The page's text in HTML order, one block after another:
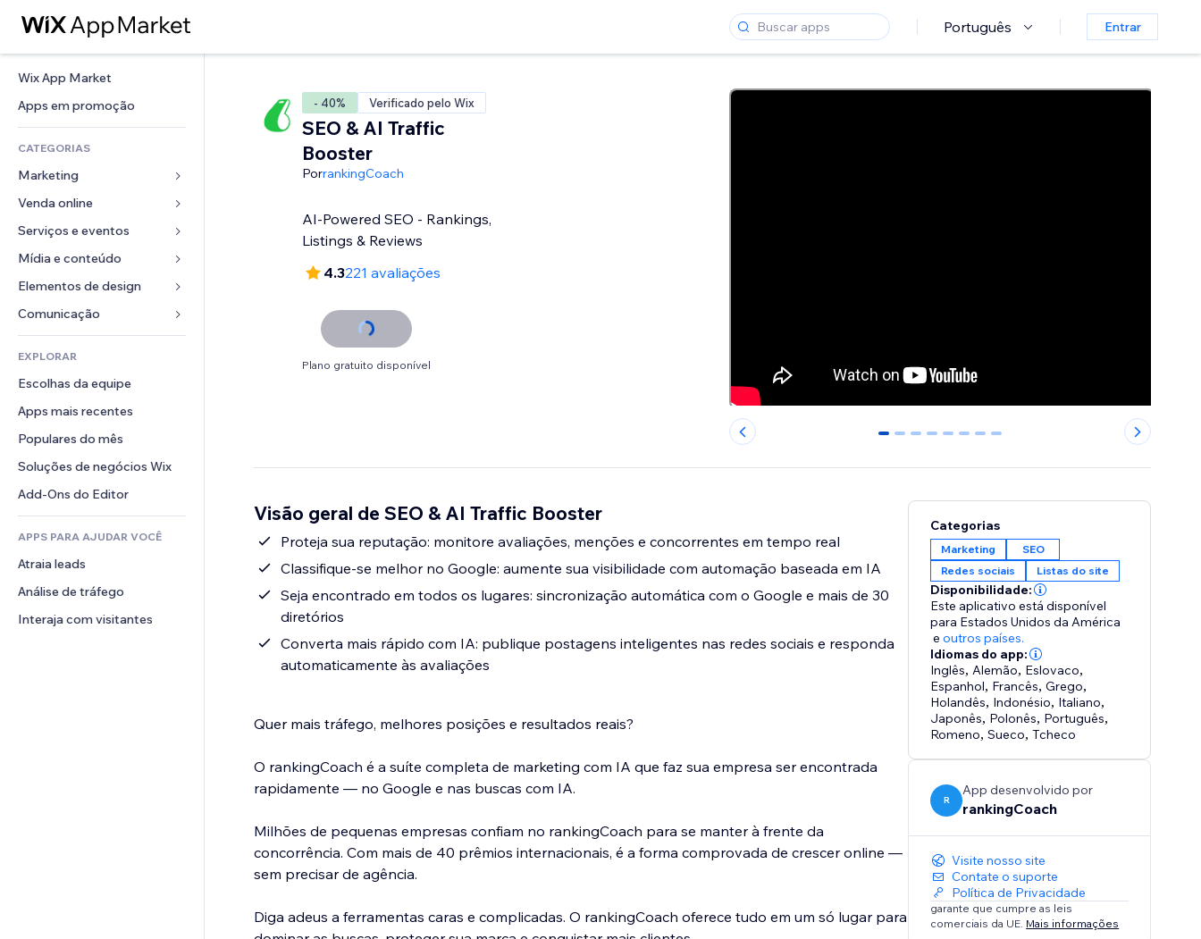
Português Entrar
Wix App Market
Apps em promoção
CATEGORIAS
Marketing
Anúncios
Mobile
Análises
Listas do site
Email
Venda online
Apps para lojas
Frete e entrega
Botões de venda
Contabilidade
Cupons e fidelidade
Soluções de armazenamento
Serviços e eventos
Hotéis
Eventos
Restaurantes
Imobiliária
Meus agendamentos
Mídia e conteúdo
Galeria
Músicas
Podcasts
Fotografia
Vídeo
PDF
Compartilhamento de arquivos
Notícias
Elementos de design
Mapas e navegação
Privacidade e segurança
Relógio
Templates de página
Efeitos de imagem
Botões e menus
Banners e selos
Calculadoras
Busca
Previsão do tempo
Tabelas e gráficos
Formulários
Enquetes
Chat
Comentários
Telefone
Comunidade
Avaliações e depoimentos
CRM
EXPLORAR
Escolhas da equipe
Apps mais recentes
Populares do mês
Soluções de negócios Wix
Add-Ons do Editor
APPS PARA AJUDAR VOCÊ
Atraia leads
Análise de tráfego
Interaja com visitantes
- 40% Verificado pelo Wix
SEO & AI Traffic
Booster
PorrankingCoach
AI-Powered SEO - Rankings,
Listings & Reviews
4.3221 avaliações
Plano gratuito disponível
0 1 2 3 4 5 6 7
Visão geral de SEO & AI Traffic Booster
Proteja sua reputação: monitore avaliações, menções e concorrentes em tempo real
Classifique-se melhor no Google: aumente sua visibilidade com automação baseada em IA
Seja encontrado em todos os lugares: sincronização automática com o Google e mais de 30
diretórios
Converta mais rápido com IA: publique postagens inteligentes nas redes sociais e responda
automaticamente às avaliações
Quer mais tráfego, melhores posições e resultados reais?
O rankingCoach é a suíte completa de marketing com IA que faz sua empresa ser encontrada
rapidamente — no Google e nas buscas com IA.
Milhões de pequenas empresas confiam no rankingCoach para se manter à frente da
concorrência. Com mais de 40 prêmios internacionais, é a forma comprovada de crescer online —
sem precisar de agência.
Diga adeus a ferramentas caras e complicadas. O rankingCoach oferece tudo em um só lugar para
Categorias
Marketing
SEO
Redes sociais
Listas do site
Disponibilidade:
Este aplicativo está disponível
para Estados Unidos da América
e outros países.
Idiomas do app:
Inglês, Alemão, Eslovaco,
Espanhol, Francês,Grego,
Holandês, Indonésio, Italiano,
Japonês, Polonês, Português,
Romeno,Sueco,Tcheco
R
App desenvolvido por
rankingCoach
Visite nosso site
Contate o suporte
Política de Privacidade
garante que cumpre as leis
comerciais da UE. Mais informações